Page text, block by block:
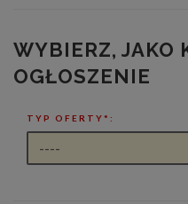
WYBIERZ, JAKO
OGŁOSZENIE
TYP OFERTY*: